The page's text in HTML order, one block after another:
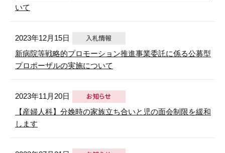
いて
2023年12月15日
新病院等戦略的プロモーション推進事業委託に係る公募型
プロポーザルの実施について
2023年11月20日
【産婦人科】分娩時の家族立ち合いと児の面会制限を緩和
します